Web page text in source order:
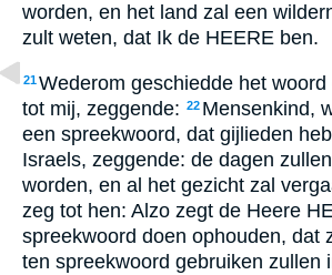
worden, en het land zal een
zult weten, dat Ik de HEERE ben.
21Wederom geschiedde het
tot mij, zeggende: 22 Mensenkind,
een spreekwoord, dat gijlieden
Israels, zeggende: de dagen
worden, en al het gezicht zal
zeg tot hen: Alzo zegt de Heere
spreekwoord doen ophouden, dat
ten spreekwoord gebruiken zullen